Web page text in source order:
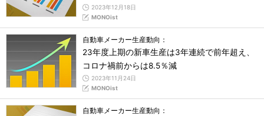
2023年12月18日
MONOist
自動車メーカー生産動向：
23年度上期の新車生産は3年連続で前年超え、
コロナ禍前からは8.5％減
2023年11月24日
MONOist
自動車メーカー生産動向：